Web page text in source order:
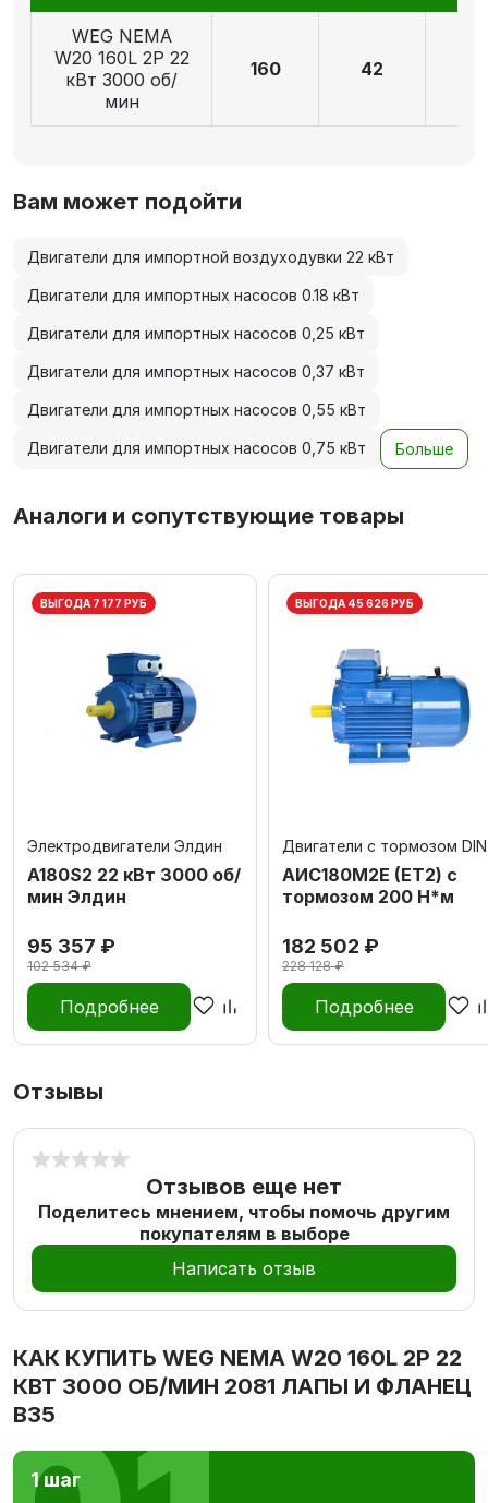
WEG NEMA
W20 160L 2P 22
кВт 3000 об/
мин
160 42
Вам может подойти
Двигатели для импортной воздуходувки 22 кВт
Двигатели для импортных насосов 0.18 кВт
Двигатели для импортных насосов 0,25 кВт
Двигатели для импортных насосов 0,37 кВт
Двигатели для импортных насосов 0,55 кВт
Двигатели для импортных насосов 0,75 кВт Больше
Аналоги и сопутствующие товары
ВЫГОДА 7 177 РУБ
Электродвигатели Элдин
А180S2 22 кВт 3000 об/
мин Элдин
95 357 ₽
102 534 ₽
Подробнее
ВЫГОДА 45 626 РУБ
Двигатели с тормозом DIN
АИС180М2Е (ET2) с
тормозом 200 Н*м
182 502 ₽
228 128 ₽
Подробнее
Отзывы
Отзывов еще нет
Поделитесь мнением, чтобы помочь другим
покупателям в выборе
Написать отзыв
КАК КУПИТЬ WEG NEMA W20 160L 2P 22
КВТ 3000 ОБ/МИН 2081 ЛАПЫ И ФЛАНЕЦ
В35
1 шаг